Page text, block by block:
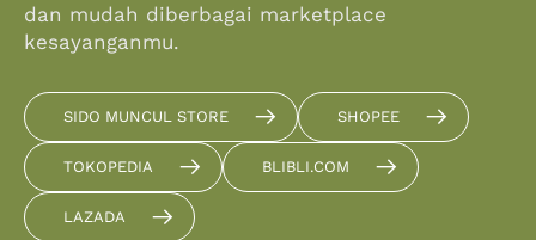
dan mudah diberbagai marketplace
kesayanganmu.
SIDO MUNCUL STORE SHOPEE
TOKOPEDIA BLIBLI.COM
LAZADA